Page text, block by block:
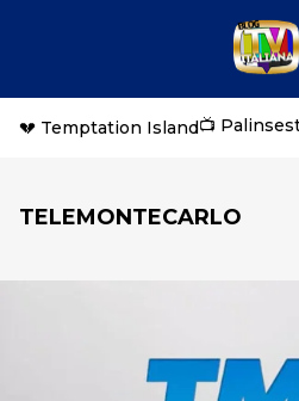
💔 Temptation Island📺
TELEMONTECARLO